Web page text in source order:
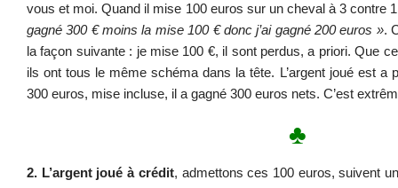
vous et moi. Quand il mise 100 euros sur un cheval à 3 contre
gagné 300 € moins la mise 100 € donc j’ai gagné 200 euros ».
la façon suivante : je mise 100 €, il sont perdus, a priori. Que
ils ont tous le même schéma dans la tête. L’argent joué est a
300 euros, mise incluse, il a gagné 300 euros nets. C’est
♣
2. L’argent joué à crédit, admettons ces 100 euros, suivent